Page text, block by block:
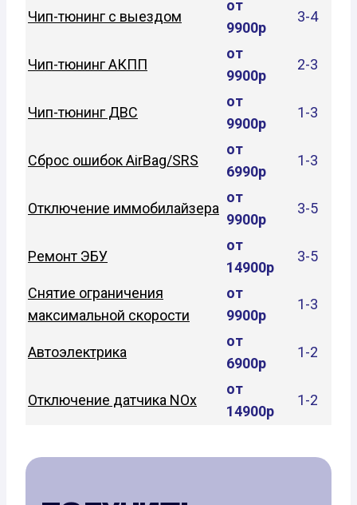
Чип-тюнинг с выездом
от
9900р
3-4
Чип-тюнинг АКПП
от
9900р
2-3
Чип-тюнинг ДВС
от
9900р
1-3
Сброс ошибок AirBag/SRS
от
6990р
1-3
Отключение иммобилайзера
от
9900р
3-5
Ремонт ЭБУ
от
14900р
3-5
Снятие ограничения
максимальной скорости
от
9900р
1-3
Автоэлектрика
от
6900р
1-2
Отключение датчика NOx
от
14900р
1-2